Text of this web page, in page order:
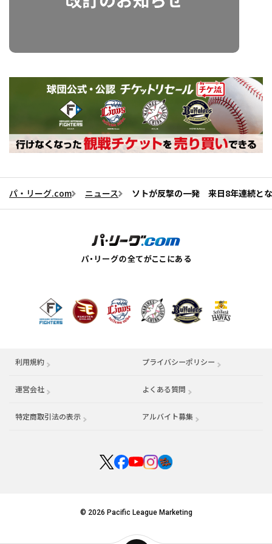
パ・リーグ.com ニュース ソトが反撃の一発 来日8年連続と
利用規約 プライバシーポリシー
運営会社 （別ウィンドウで開く） よくある質問
特定商取引法の表示 アルバイト募集 （別ウィンドウで開く
© 2026 Pacific League Marketing